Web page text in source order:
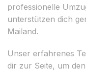
professionelle
unterstützen dich
Mailand.
Unser erfahrenes
dir zur Seite, um